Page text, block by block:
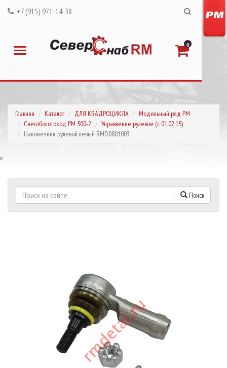
+7 (915) 971-14-38
0
Главная Каталог ДЛЯ КВАДРОЦИКЛА
Модельный ряд РМ
Снегоболотоход РМ 500-2
Управление рулевое (с 01.02.15)
Наконечник рулевой левый RMD0801003
>
Поиск